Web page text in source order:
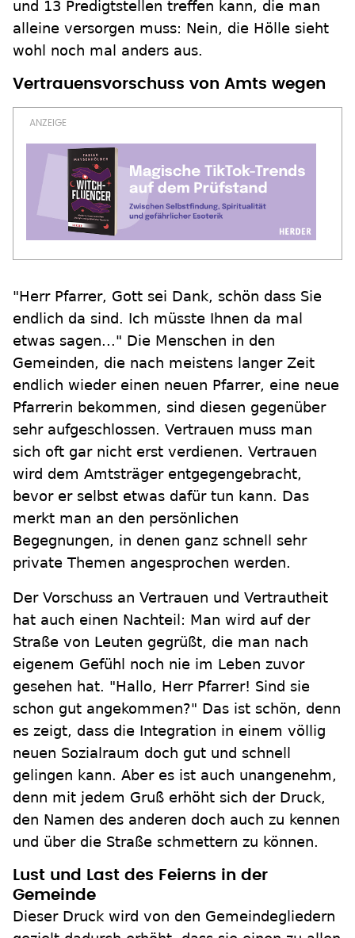
und 13 Predigtstellen treffen kann, die man
alleine versorgen muss: Nein, die Hölle sieht
wohl noch mal anders aus.
Vertrauensvorschuss von Amts wegen
"Herr Pfarrer, Gott sei Dank, schön dass Sie
endlich da sind. Ich müsste Ihnen da mal
etwas sagen..." Die Menschen in den
Gemeinden, die nach meistens langer Zeit
endlich wieder einen neuen Pfarrer, eine neue
Pfarrerin bekommen, sind diesen gegenüber
sehr aufgeschlossen. Vertrauen muss man
sich oft gar nicht erst verdienen. Vertrauen
wird dem Amtsträger entgegengebracht,
bevor er selbst etwas dafür tun kann. Das
merkt man an den persönlichen
Begegnungen, in denen ganz schnell sehr
private Themen angesprochen werden.
Der Vorschuss an Vertrauen und Vertrautheit
hat auch einen Nachteil: Man wird auf der
Straße von Leuten gegrüßt, die man nach
eigenem Gefühl noch nie im Leben zuvor
gesehen hat. "Hallo, Herr Pfarrer! Sind sie
schon gut angekommen?" Das ist schön, denn
es zeigt, dass die Integration in einem völlig
neuen Sozialraum doch gut und schnell
gelingen kann. Aber es ist auch unangenehm,
denn mit jedem Gruß erhöht sich der Druck,
den Namen des anderen doch auch zu kennen
und über die Straße schmettern zu können.
Lust und Last des Feierns in der
Gemeinde
Dieser Druck wird von den Gemeindegliedern